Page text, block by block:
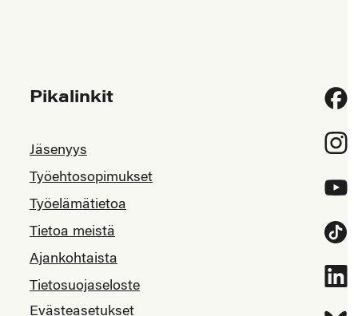
Pikalinkit
Jäsenyys
Työehtosopimukset
Työelämätietoa
Tietoa meistä
Ajankohtaista
Tietosuojaseloste
Evästeasetukset